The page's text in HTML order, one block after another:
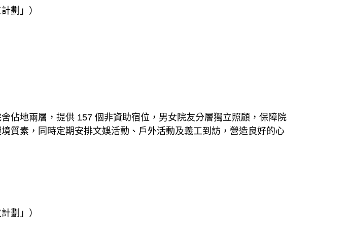
劃」）
佔地兩層，提供 157 個非資助宿位，男女院友分層獨立照顧，保障院
質素，同時定期安排文娛活動、戶外活動及義工到訪，營造良好的心
劃」）